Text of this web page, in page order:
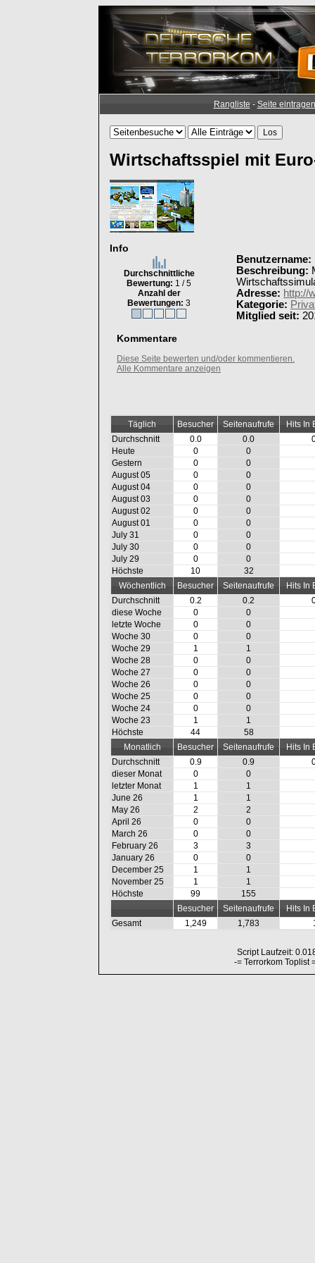
Rangliste - Seite eintragen
Wirtschaftsspiel mit
Info
Durchschnittliche
Bewertung: 1 / 5
Anzahl der
Bewertungen: 3
Benutzername:
Beschreibung:
Adresse: http://
Kategorie:
Mitglied seit:
Kommentare
Diese Seite bewerten und/oder kommentieren.
Alle Kommentare anzeigen
Täglich Besucher Seitenaufrufe
Hits In
Durchschnitt
0.0 0.0
Heute
0 0
Gestern
0 0
August 05
0 0
August 04
0 0
August 03
0 0
August 02
0 0
August 01
0 0
July 31
0 0
July 30
0 0
July 29
0 0
Höchste
10 32
Wöchentlich
Besucher Seitenaufrufe
Hits In
Durchschnitt
0.2 0.2
diese Woche
0 0
letzte Woche
0 0
Woche 30
0 0
Woche 29
1 1
Woche 28
0 0
Woche 27
0 0
Woche 26
0 0
Woche 25
0 0
Woche 24
0 0
Woche 23
1 1
Höchste
44 58
Monatlich
Besucher Seitenaufrufe
Hits In
Durchschnitt
0.9 0.9
dieser Monat
0 0
letzter Monat
1 1
June 26
1 1
May 26
2 2
April 26
0 0
March 26
0 0
February 26
3 3
January 26
0 0
December 25
1 1
November 25
1 1
Höchste
99 155
Besucher
Seitenaufrufe
Hits In
Gesamt
1,249 1,783
Script Laufzeit:
-= Terrorkom Toplist